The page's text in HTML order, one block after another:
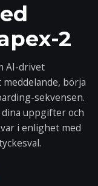
2
AI-drivet
börja
sekvensen.
uppgifter och
i enlighet med